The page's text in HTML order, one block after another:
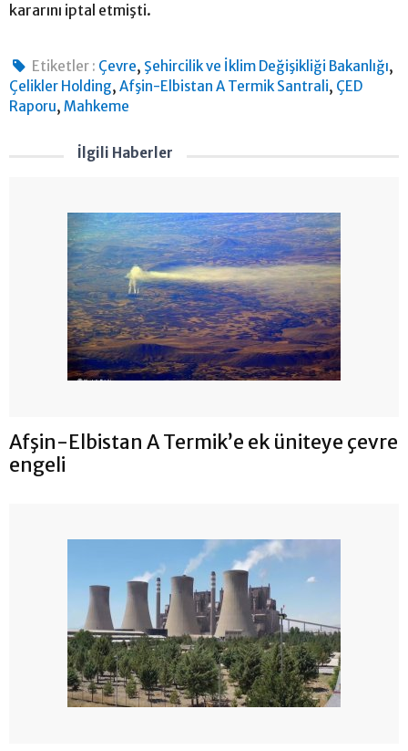
kararını iptal etmişti.
Etiketler : Çevre, Şehircilik ve İklim Değişikliği Bakanlığı,
Çelikler Holding, Afşin-Elbistan A Termik Santrali, ÇED
Raporu, Mahkeme
İlgili Haberler
Afşin-Elbistan A Termik’e ek üniteye çevre
engeli